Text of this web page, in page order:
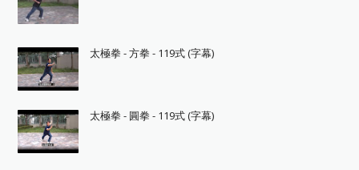
太極拳 - 方拳 - 119式 (字幕)
太極拳 - 圓拳 - 119式 (字幕)